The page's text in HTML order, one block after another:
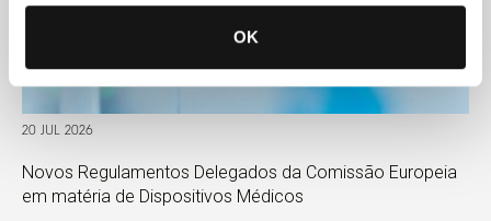
OK
20 JUL 2026
Novos Regulamentos Delegados da Comissão Europeia
em matéria de Dispositivos Médicos